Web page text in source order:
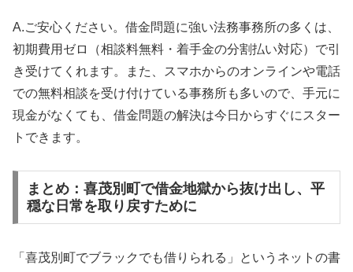
A.ご安心ください。借金問題に強い法務事務所の多くは、
初期費用ゼロ（相談料無料・着手金の分割払い対応）で引
き受けてくれます。また、スマホからのオンラインや電話
での無料相談を受け付けている事務所も多いので、手元に
現金がなくても、借金問題の解決は今日からすぐにスター
トできます。
まとめ：喜茂別町で借金地獄から抜け出し、平
穏な日常を取り戻すために
「喜茂別町でブラックでも借りられる」というネットの書